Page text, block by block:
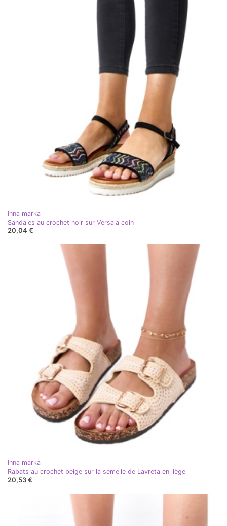
Inna marka
Sandales au crochet noir sur Versala coin
20,04 €
Inna marka
Rabats au crochet beige sur la semelle de Lavreta en liège
20,53 €